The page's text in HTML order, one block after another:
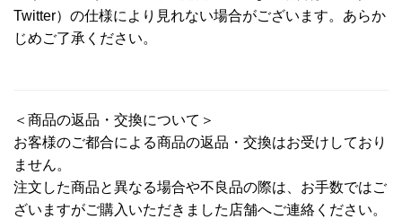
Twitter）の仕様により見れない場合がございます。あらか
じめご了承ください。
＜商品の返品・交換について＞
お客様のご都合による商品の返品・交換はお受けしており
ません。
注文した商品と異なる場合や不良品の際は、お手数ではご
ざいますがご購入いただきました店舗へご連絡ください。